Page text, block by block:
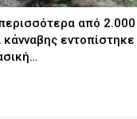
από 2.000
κάνναβης